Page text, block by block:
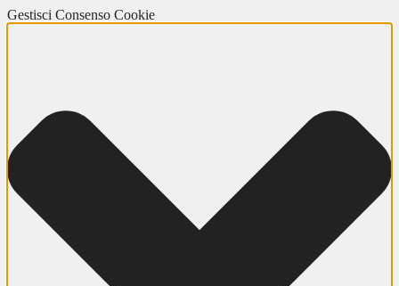
Gestisci Consenso Cookie